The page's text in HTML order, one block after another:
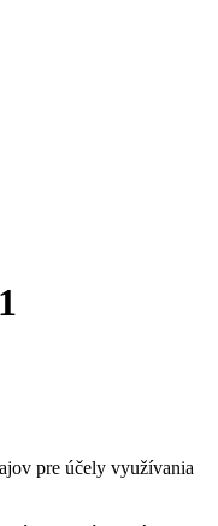
pre účely využívania